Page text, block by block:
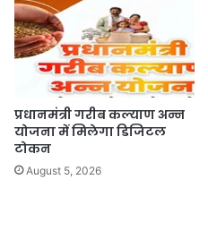
प्रधानमंत्री गरीब कल्याण अन्न
योजना में मिलेगा डिजिटल
टोकन
August 5, 2026